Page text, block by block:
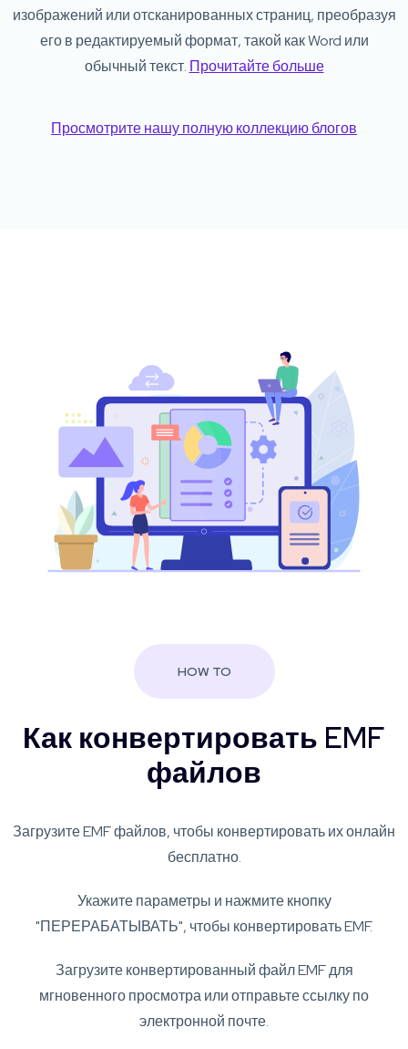
изображений или отсканированных страниц, преобразуя
его в редактируемый формат, такой как Word или
обычный текст. Прочитайте больше
Просмотрите нашу полную коллекцию блогов
HOW TO
Как конвертировать EMF
файлов
Загрузите EMF файлов, чтобы конвертировать их онлайн
бесплатно.
Укажите параметры и нажмите кнопку
"ПЕРЕРАБАТЫВАТЬ", чтобы конвертировать EMF.
Загрузите конвертированный файл EMF для
мгновенного просмотра или отправьте ссылку по
электронной почте.